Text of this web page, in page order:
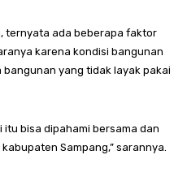
ternyata ada beberapa faktor
karena kondisi bangunan
yang tidak layak pakai
bisa dipahami bersama dan
Sampang,” sarannya.